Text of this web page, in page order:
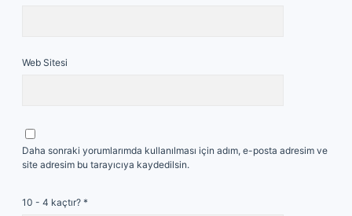
Web Sitesi
Daha sonraki yorumlarımda kullanılması için adım, e-posta adresim ve
site adresim bu tarayıcıya kaydedilsin.
10 - 4 kaçtır? *